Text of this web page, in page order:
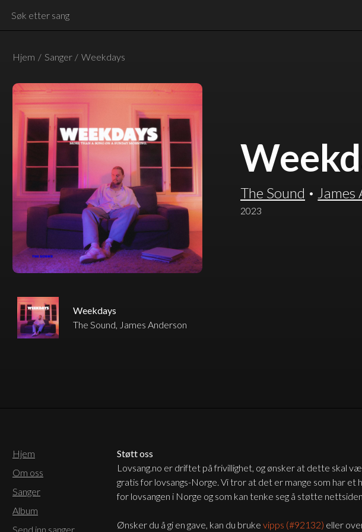
Hjem / Sanger / Weekdays
The Sound · James
2023
Weekdays
The Sound, James Anderson
Hjem
Om oss
Sanger
Album
Send inn sanger
Støtt oss
Lovsang.no er driftet på frivillighet, og ønsker at dette skal
gratis for lovsangs-Norge. Vi tror at det er mange som har et
for lovsangen i Norge og som kan tenke seg å støtte
Ønsker du å gi en gave, kan du bruke vipps (#92132) eller